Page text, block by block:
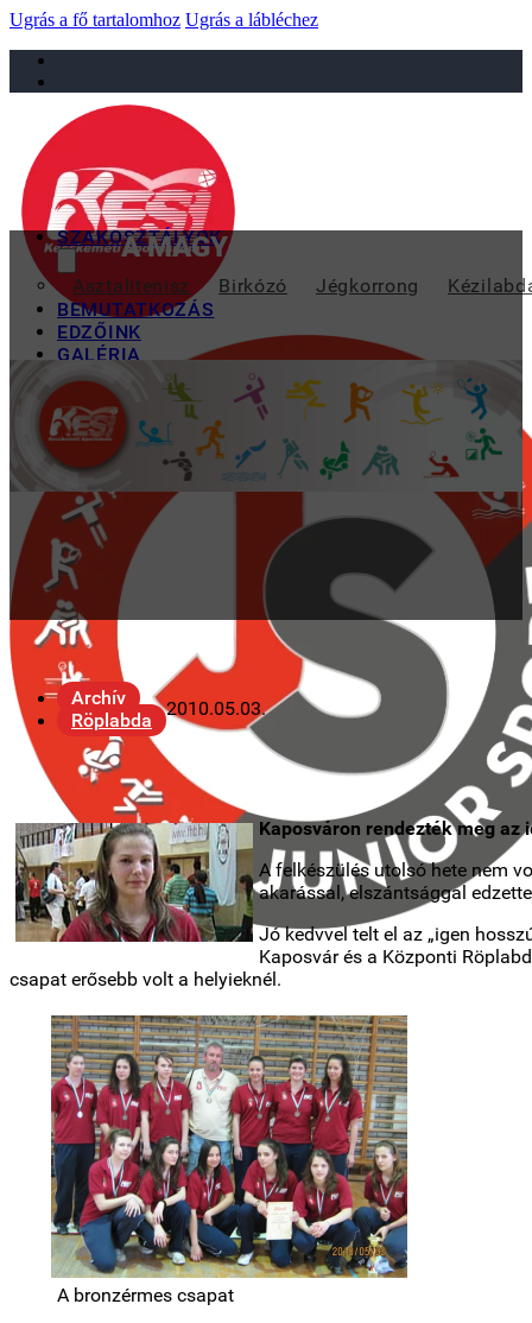
Ugrás a fő tartalomhoz Ugrás a lábléchez
sportiskola@juniorsportkft.hu
SZAKOSZTÁLYOK
Asztalitenisz Birkózó Jégkorrong
BEMUTATKOZÁS
EDZŐINK
GALÉRIA
TAO
KAPCSOLAT
A MAGYAR SERDÜLŐ
Archív
Röplabda
2010.05.03.
Kaposváron rendezték meg az
A felkészülés utolsó hete nem
akarással, elszántsággal
Jó kedvvel telt el az „igen
Kaposvár és a Központi
csapat erősebb volt a helyieknél.
A bronzérmes csapat